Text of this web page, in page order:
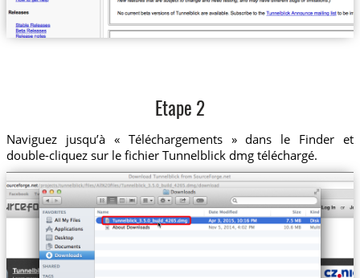
Etape 2
Naviguez jusqu’à « Téléchargements » dans le Finder et
double-cliquez sur le fichier Tunnelblick dmg téléchargé.